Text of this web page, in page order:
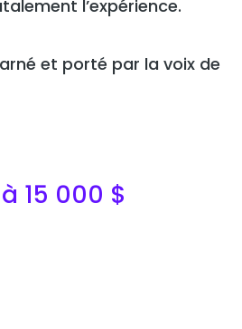
l’expérience.
et porté par la voix de
15 000 $